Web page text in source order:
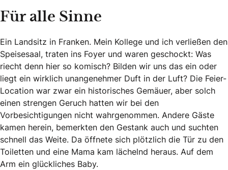
Für alle Sinne
Ein Landsitz in Franken. Mein Kollege und ich verließen den
Speisesaal, traten ins Foyer und waren geschockt: Was
riecht denn hier so komisch? Bilden wir uns das ein oder
liegt ein wirklich unangenehmer Duft in der Luft? Die Feier-
Location war zwar ein historisches Gemäuer, aber solch
einen strengen Geruch hatten wir bei den
Vorbesichtigungen nicht wahrgenommen. Andere Gäste
kamen herein, bemerkten den Gestank auch und suchten
schnell das Weite. Da öffnete sich plötzlich die Tür zu den
Toiletten und eine Mama kam lächelnd heraus. Auf dem
Arm ein glückliches Baby.